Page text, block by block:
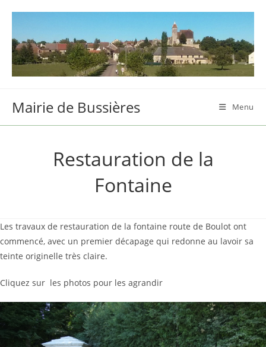
content
Mairie de Bussières Menu
Restauration de la
Fontaine
Les travaux de restauration de la fontaine route de Boulot ont
commencé, avec un premier décapage qui redonne au lavoir sa
teinte originelle très claire.
Cliquez sur les photos pour les agrandir